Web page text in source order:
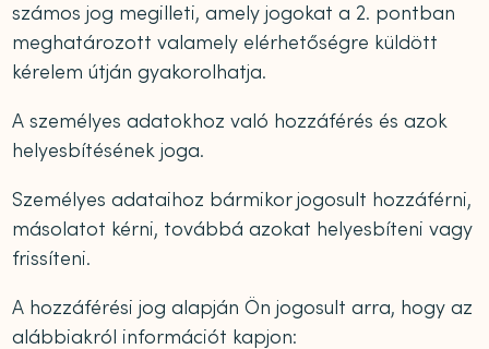
számos jog megilleti, amely jogokat a 2. pontban
meghatározott valamely elérhetőségre küldött
kérelem útján gyakorolhatja.
A személyes adatokhoz való hozzáférés és azok
helyesbítésének joga.
Személyes adataihoz bármikor jogosult hozzáférni,
másolatot kérni, továbbá azokat helyesbíteni vagy
frissíteni.
A hozzáférési jog alapján Ön jogosult arra, hogy az
alábbiakról információt kapjon: